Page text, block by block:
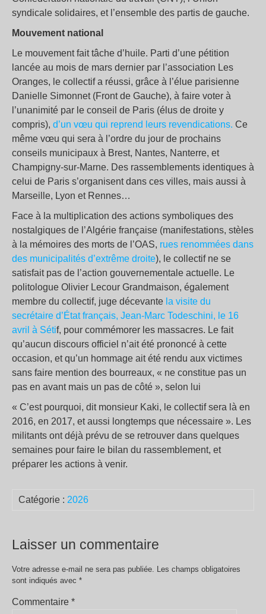
syndicale solidaires, et l’ensemble des partis de gauche.
Mouvement national
Le mouvement fait tâche d’huile. Parti d’une pétition
lancée au mois de mars dernier par l’association Les
Oranges, le collectif a réussi, grâce à l’élue parisienne
Danielle Simonnet (Front de Gauche), à faire voter à
l’unanimité par le conseil de Paris (élus de droite y
compris), d’un vœu qui reprend leurs revendications. Ce
même vœu qui sera à l’ordre du jour de prochains
conseils municipaux à Brest, Nantes, Nanterre, et
Champigny-sur-Marne. Des rassemblements identiques à
celui de Paris s’organisent dans ces villes, mais aussi à
Marseille, Lyon et Rennes…
Face à la multiplication des actions symboliques des
nostalgiques de l’Algérie française (manifestations, stèles
à la mémoires des morts de l’OAS, rues renommées dans
des municipalités d’extrême droite), le collectif ne se
satisfait pas de l’action gouvernementale actuelle. Le
politologue Olivier Lecour Grandmaison, également
membre du collectif, juge décevante la visite du
secrétaire d’État français, Jean-Marc Todeschini, le 16
avril à Sétif, pour commémorer les massacres. Le fait
qu’aucun discours officiel n’ait été prononcé à cette
occasion, et qu’un hommage ait été rendu aux victimes
sans faire mention des bourreaux, « ne constitue pas un
pas en avant mais un pas de côté », selon lui
« C’est pourquoi, dit monsieur Kaki, le collectif sera là en
2016, en 2017, et aussi longtemps que nécessaire ». Les
militants ont déjà prévu de se retrouver dans quelques
semaines pour faire le bilan du rassemblement, et
préparer les actions à venir.
Catégorie : 2026
Laisser un commentaire
Votre adresse e-mail ne sera pas publiée. Les champs obligatoires
sont indiqués avec *
Commentaire *